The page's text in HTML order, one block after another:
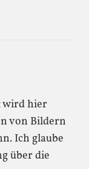
wird hier
von Bildern
Ich glaube
über die